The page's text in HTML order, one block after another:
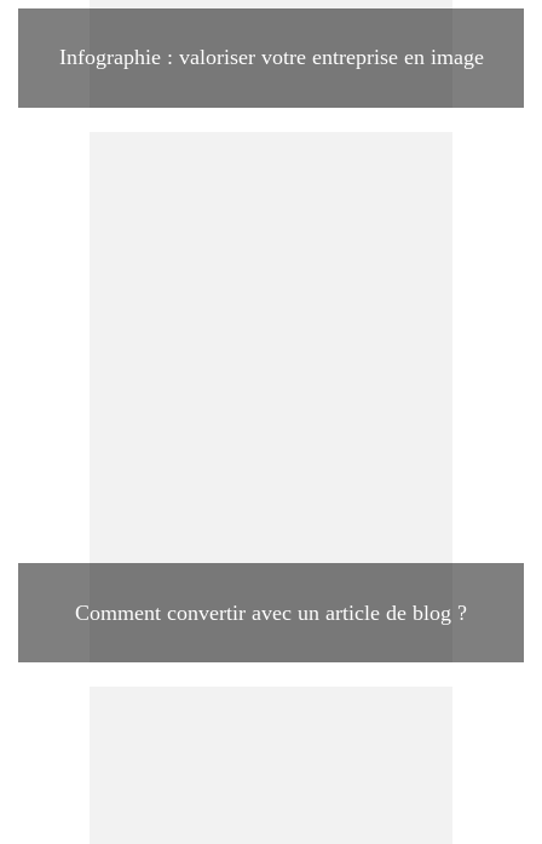
Infographie : valoriser votre entreprise en image
Comment convertir avec un article de blog ?